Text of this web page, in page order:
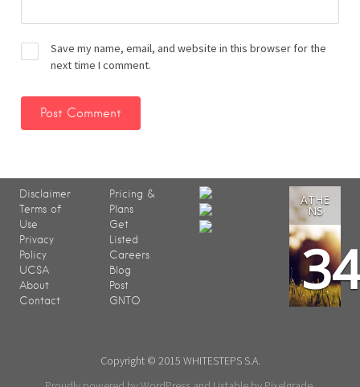
Save my name, email, and website in this browser for the
next time I comment.
Disclaimer
Terms of
Use
Privacy
Policy
UCSA
About
Contact
Pricing &
Plans
Get
Listed
Careers
Blog
Post
GNTO
ATHE
NS
Copyright © 2015 WHITESTEPS S.A.